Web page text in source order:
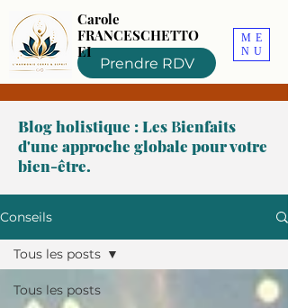
Prendre RDV
ME
NU
Carole
FRANCESCHETTO
EI
Blog holistique : LesBienfaits
d'une approche globale pour votre
bien-être.
Conseils
Tous les posts
Tous les posts